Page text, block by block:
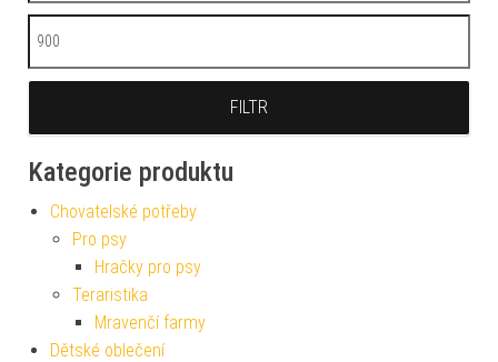
Maximální cena
FILTR
Kategorie produktu
Chovatelské potřeby
Pro psy
Hračky pro psy
Teraristika
Mravenčí farmy
Dětské oblečení